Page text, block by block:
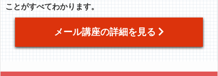
ことがすべてわかります。
メール講座の詳細を見る